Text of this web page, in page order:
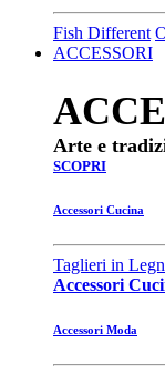
Fish Different
ACCESSORI
Arte e
SCOPRI
Accessori Cucina
Taglieri in
Accessori
Accessori Moda